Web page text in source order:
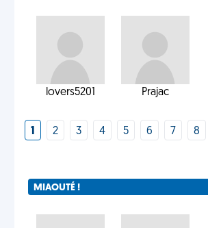
lovers5201 Prajac
1 2 3 4 5 6 7 8
MIAOUTÉ !